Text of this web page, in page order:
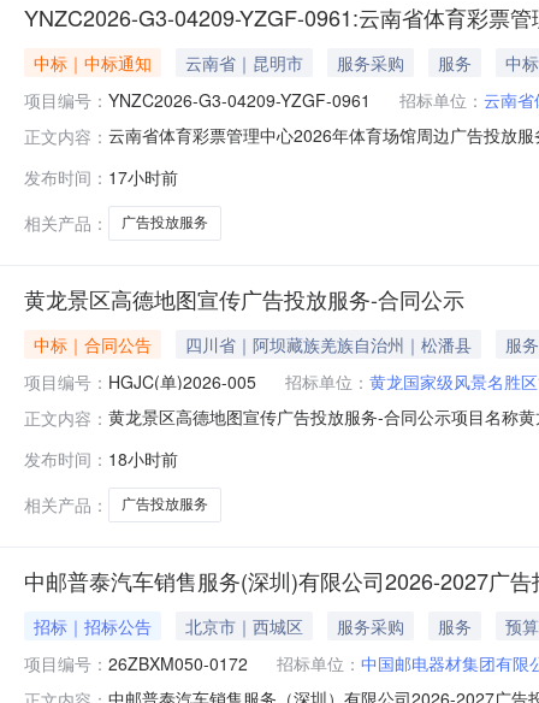
YNZC2026-G3-04209-YZGF-0961:云南省体育彩票
中标｜中标通知 云南省｜昆明市 服务采购 服务
中
项目编号： YNZC2026-G3-04209-YZGF-0961 招标单位： 云南
正文内容： 云南省体育彩票管理中心2026年体育场馆周边广告投放
￥34.872万元（人民币）联系人及联系方式：项目联系
发布时间： 17小时前
相关产品：
广告投放服务
黄龙景区高德地图宣传广告投放服务-合同公示
中标｜合同公告 四川省｜阿坝藏族羌族自治州｜松潘县
服
项目编号： HGJC(单)2026-005 招标单位： 黄龙国家级风景名胜
正文内容： 黄龙景区高德地图宣传广告投放服务-合同公示项目名称
新美科技有限公司地址：四川省成都市锦江区东大街芷
期2
发布时间： 18小时前
相关产品：
广告投放服务
中邮普泰汽车销售服务(深圳)有限公司2026-2027广
招标｜招标公告 北京市｜西城区 服务采购 服务
预
项目编号： 26ZBXM050-0172 招标单位： 中国邮电器材集团有限
中邮普泰汽车销售服务（深圳）有限公司2026-2027广